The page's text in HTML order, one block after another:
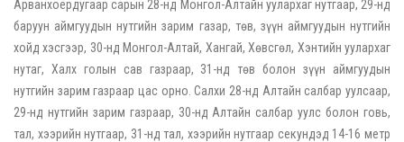
Арванхоёрдугаар сарын 28-нд Монгол-Алтайн уулархаг нутгаар, 29-нд
баруун аймгуудын нутгийн зарим газар, төв, зүүн аймгуудын нутгийн
хойд хэсгээр, 30-нд Монгол-Алтай, Хангай, Хөвсгөл, Хэнтийн уулархаг
нутаг, Халх голын сав газраар, 31-нд төв болон зүүн аймгуудын
нутгийн зарим газраар цас орно. Салхи 28-нд Алтайн салбар уулсаар,
29-нд нутгийн зарим газраар, 30-нд Алтайн салбар уулс болон говь,
тал, хээрийн нутгаар, 31-нд тал, хээрийн нутгаар секундэд 14-16 метр